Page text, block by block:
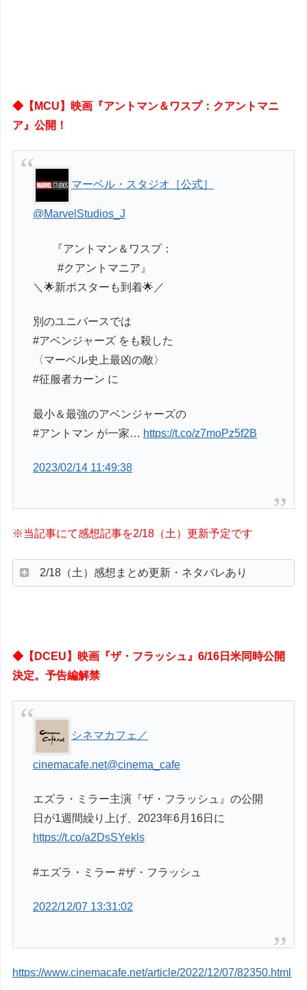
◆【MCU】映画『アントマン＆ワスプ：クアントマニ
ア』公開！
マーベル・スタジオ［公式］
@MarvelStudios_J
⠀ 『アントマン＆ワスプ：
#クアントマニア』
＼🌟新ポスターも到着🌟／
別のユニバースでは
#アベンジャーズ をも殺した
〈マーベル史上最凶の敵〉
#征服者カーン に
最小＆最強のアベンジャーズの
#アントマン が一家… https://t.co/z7moPz5f2B
2023/02/14 11:49:38
※当記事にて感想記事を2/18（土）更新予定です
2/18（土）感想まとめ更新・ネタバレあり
◆【DCEU】映画『ザ・フラッシュ』6/16日米同時公開
決定。予告編解禁
シネマカフェ／
cinemacafe.net@cinema_cafe
エズラ・ミラー主演『ザ・フラッシュ』の公開
日が1週間繰り上げ、2023年6月16日に
https://t.co/a2DsSYekls
#エズラ・ミラー #ザ・フラッシュ
2022/12/07 13:31:02
https://www.cinemacafe.net/article/2022/12/07/82350.html